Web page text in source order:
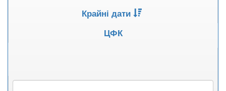
Крайні дати
ЦФК